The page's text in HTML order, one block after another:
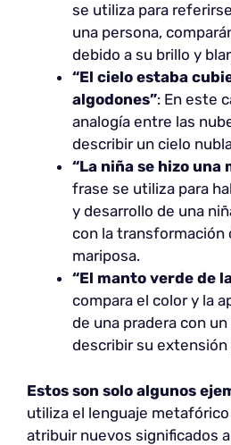
se utiliza para
una persona,
debido a su brillo y
“El cielo estaba
algodones”: En este
analogía entre las
describir un cielo
“La niña se hizo una
frase se utiliza para
y desarrollo de una
con la transformación
mariposa.
“El manto verde de
compara el color y la
de una pradera con
describir su extensión
Estos son solo algunos
utiliza el lenguaje
atribuir nuevos significados